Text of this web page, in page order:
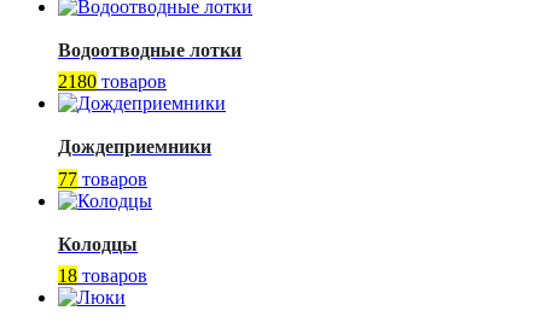
Водоотводные лотки
2180 товаров
Дождеприемники
77 товаров
Колодцы
18 товаров